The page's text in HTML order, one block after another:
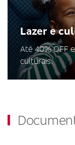
Lazer e
Até 40% OFF
culturais.